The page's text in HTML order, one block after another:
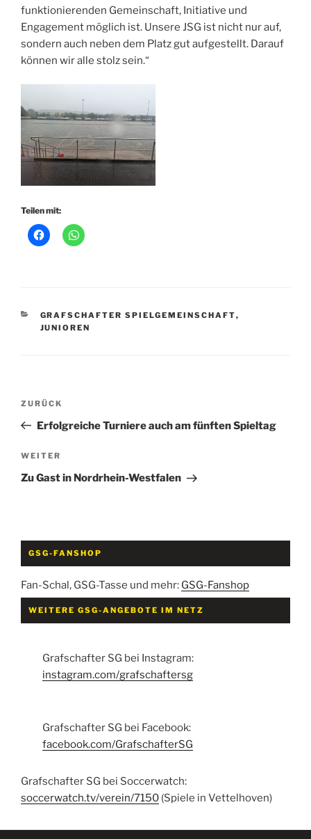
funktionierenden Gemeinschaft, Initiative und
Engagement möglich ist. Unsere JSG ist nicht nur auf,
sondern auch neben dem Platz gut aufgestellt. Darauf
können wir alle stolz sein.“
Teilen mit:
KATEGORIEN
GRAFSCHAFTER SPIELGEMEINSCHAFT,
JUNIOREN
Beitragsnavigation
Vorheriger
Beitrag
ZURÜCK
Erfolgreiche Turniere auch am fünften Spieltag
Nächster
Beitrag
WEITER
Zu Gast in Nordrhein-Westfalen
GSG-FANSHOP
Fan-Schal, GSG-Tasse und mehr: GSG-Fanshop
WEITERE GSG-ANGEBOTE IM NETZ
Grafschafter SG bei Instagram:
instagram.com/grafschaftersg
Grafschafter SG bei Facebook:
facebook.com/GrafschafterSG
Grafschafter SG bei Soccerwatch:
soccerwatch.tv/verein/7150 (Spiele in Vettelhoven)